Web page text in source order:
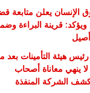
الإنسان يعلن متابعة
قرينة البراءة
هيئة التأمينات بعد
ينهي معاناة أصحاب
الشركة المنفذة